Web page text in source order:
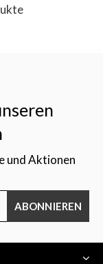
und Aktionen
ABONNIEREN